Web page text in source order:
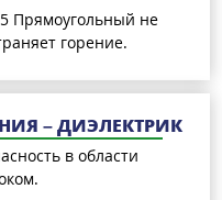
Прямоугольный не
горение.
– ДИЭЛЕКТРИК
в области